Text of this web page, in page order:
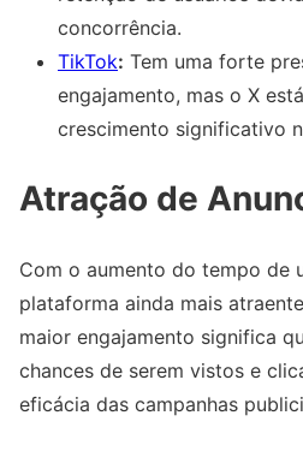
concorrência.
TikTok: Tem uma forte
engajamento, mas o X
crescimento significativo
Atração de
Com o aumento do tempo de
plataforma ainda mais
maior engajamento significa
chances de serem vistos e
eficácia das campanhas